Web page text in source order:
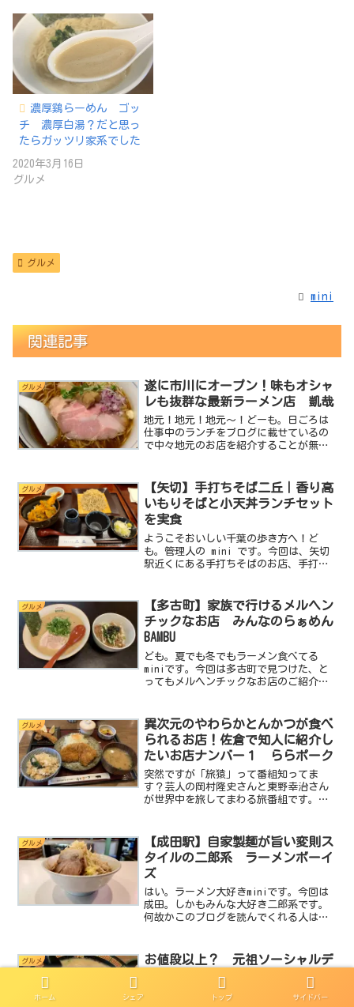
濃厚鷄らーめん ゴッ
チ 濃厚白湯？だと思っ
たらガッツリ家系でした
2020年3月16日
グルメ
グルメ
mini
関連記事
グルメ
遂に市川にオープン！味もオシャ
レも抜群な最新ラーメン店 凱哉
地元！地元！地元～！どーも。日ごろは
仕事中のランチをブログに載せているの
で中々地元のお店を紹介することが無い
行ったら見つけちゃったんですよ。新店
を！しかもオシャレ！しか...
グルメ
【矢切】手打ちそば二丘｜香り高
いもりそばと小天丼ランチセット
を実食
ようこそおいしい千葉の歩き方へ！ど
も。管理人の mini です。今回は、矢切
駅近くにある手打ちそばのお店、手打ち
こういうお店にこそ、経験を積んだ職人
の一枚が潜んでいるん...
グルメ
【多古町】家族で行けるメルヘン
チックなお店 みんなのらぁめん
BAMBU
ども。夏でも冬でもラーメン食べてる
miniです。今回は多古町で見つけた、と
ってもメルヘンチックなお店のご紹介で
いただいてきました！しかも地元食材を
積極的に使った地域密着...
グルメ
異次元のやわらかとんかつが食べ
られるお店！佐倉で知人に紹介し
たいお店ナンバー１ ららポーク
突然ですが「旅猿」って番組知ってま
す？芸人の岡村隆史さんと東野幸治さん
が世界中を旅してまわる旅番組です。
なり日本国内での撮影ばかりになってし
まいました。それでも日本...
グルメ
【成田駅】自家製麺が旨い変則ス
タイルの二郎系 ラーメンボーイ
ズ
はい。ラーメン大好きminiです。今回は
成田。しかもみんな大好き二郎系です。
何故かこのブログを読んでくれる人は二
かしら。しかしmini本人は淡麗系が好き
だったりします。...
グルメ
お値段以上？ 元祖ソーシャルデ
ィスタンス 一蘭
コロナウィルスが世間を覆いつくし普段
ホーム シェア トップ サイドバー